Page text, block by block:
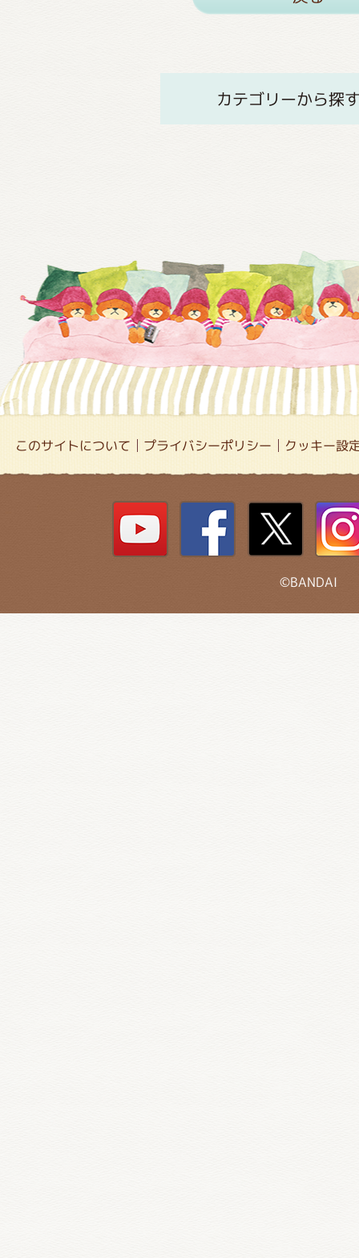
カテゴリーから探
このサイトについて プライバシーポリシー クッキー設
©BANDAI